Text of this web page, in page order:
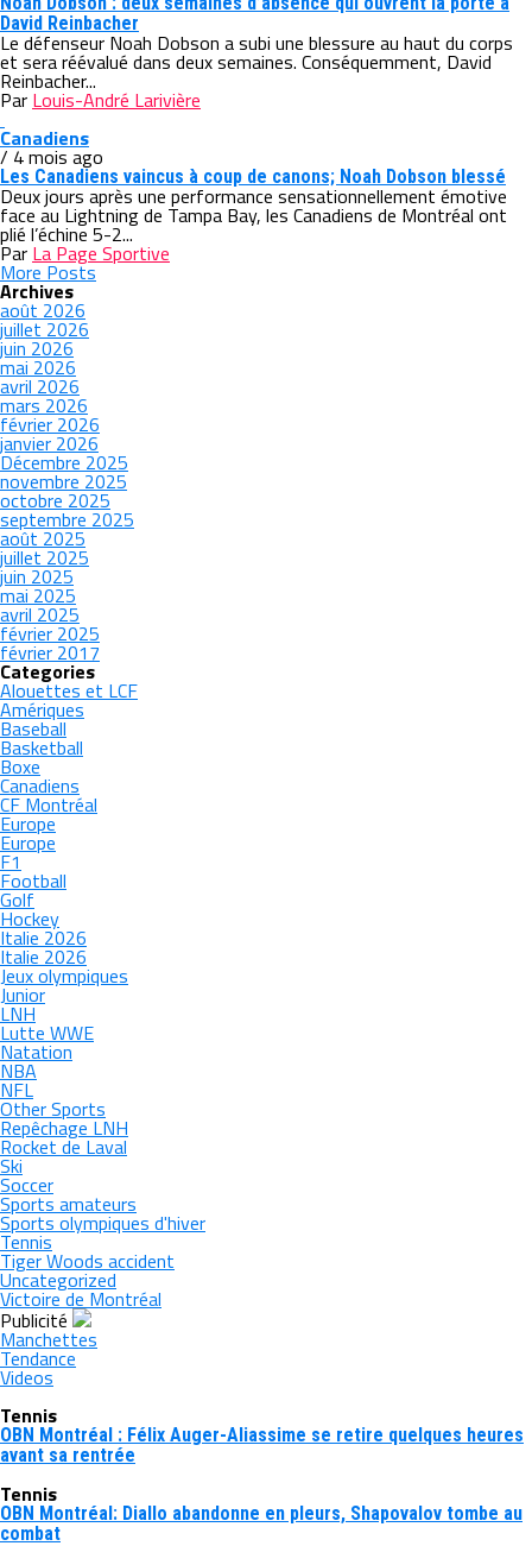
David Reinbacher
Le défenseur Noah Dobson a subi une blessure au haut du corps
et sera réévalué dans deux semaines. Conséquemment, David
Reinbacher...
Par Louis-André Larivière
Canadiens
/ 4 mois ago
Les Canadiens vaincus à coup de canons; Noah Dobson blessé
Deux jours après une performance sensationnellement émotive
face au Lightning de Tampa Bay, les Canadiens de Montréal ont
plié l’échine 5-2...
Par La Page Sportive
More Posts
Archives
août 2026
juillet 2026
juin 2026
mai 2026
avril 2026
mars 2026
février 2026
janvier 2026
Décembre 2025
novembre 2025
octobre 2025
septembre 2025
août 2025
juillet 2025
juin 2025
mai 2025
avril 2025
février 2025
février 2017
Categories
Alouettes et LCF
Amériques
Baseball
Basketball
Boxe
Canadiens
CF Montréal
Europe
Europe
F1
Football
Golf
Hockey
Italie 2026
Italie 2026
Jeux olympiques
Junior
LNH
Lutte WWE
Natation
NBA
NFL
Other Sports
Repêchage LNH
Rocket de Laval
Ski
Soccer
Sports amateurs
Sports olympiques d'hiver
Tennis
Tiger Woods accident
Uncategorized
Victoire de Montréal
Publicité
Manchettes
Tendance
Videos
Tennis
OBN Montréal : Félix Auger-Aliassime se retire quelques heures
avant sa rentrée
Tennis
OBN Montréal: Diallo abandonne en pleurs, Shapovalov tombe au
combat